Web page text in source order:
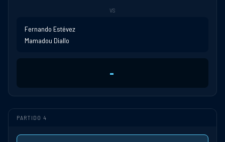
VS
Fernando Estévez
Mamadou Diallo
-
PARTIDO 4